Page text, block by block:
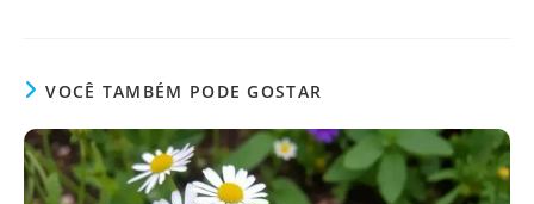
VOCÊ TAMBÉM PODE GOSTAR